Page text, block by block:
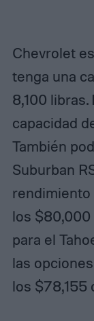
Chevrolet
tenga una
8,100 libras.
capacidad
También
Suburban
rendimiento
los $80,000
para el
las
los $78,155